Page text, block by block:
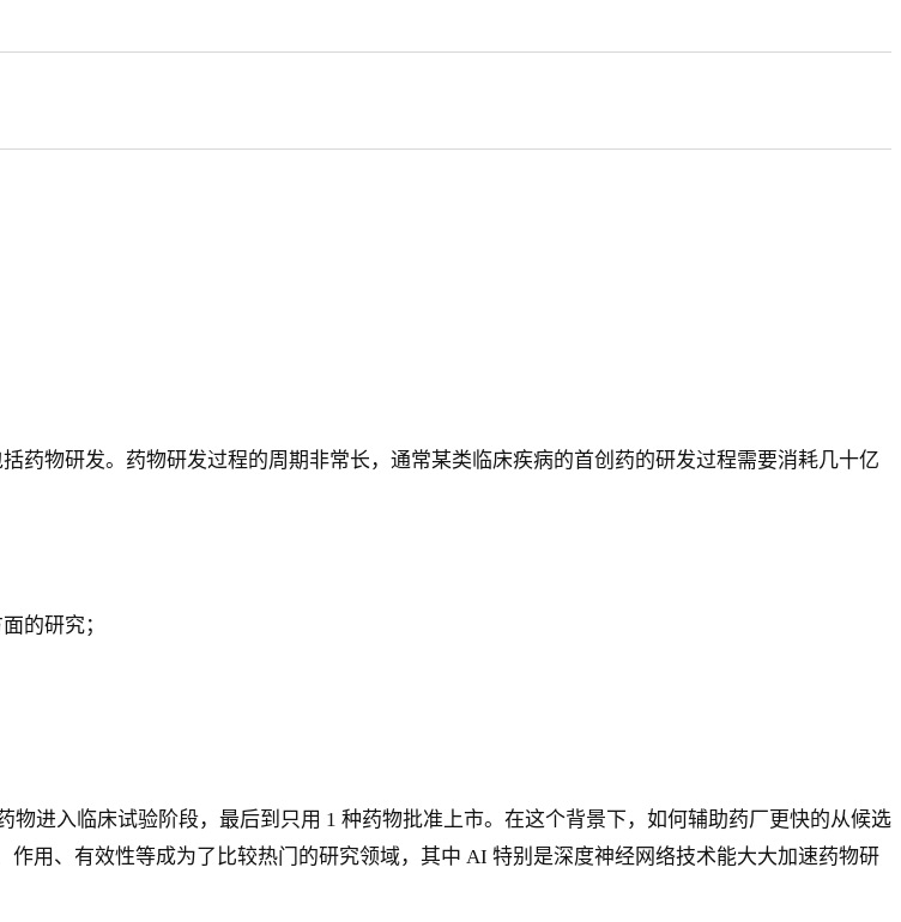
药物研发。药物研发过程的周期非常长，通常某类临床疾病的首创药的研发过程需要消耗几十亿
的研究；
进入临床试验阶段，最后到只用 1 种药物批准上市。在这个背景下，如何辅助药厂更快的从候选
用、有效性等成为了比较热门的研究领域，其中 AI 特别是深度神经网络技术能大大加速药物研